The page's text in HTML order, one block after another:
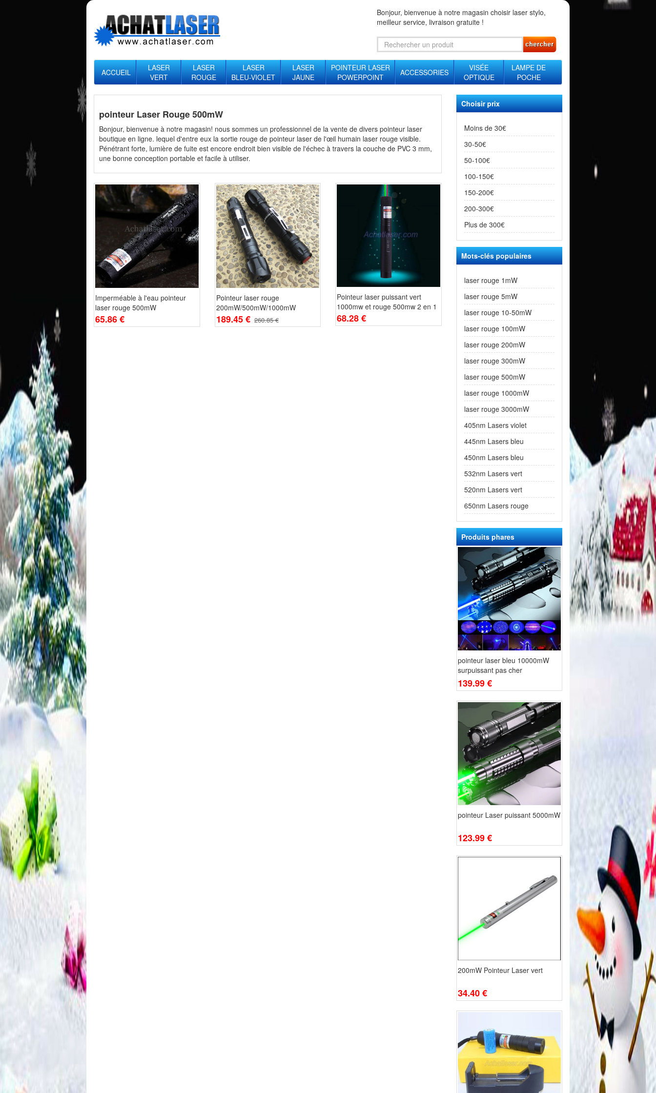
Bonjour, bienvenue à notre magasin choisir laser stylo,
meilleur service, livraison gratuite !
ACCUEIL
LASER
VERT
LASER
ROUGE
LASER
BLEU-VIOLET
LASER
JAUNE
POINTEUR LASER
POWERPOINT
ACCESSORIES
VISÉE
OPTIQUE
LAMPE DE
POCHE
pointeur Laser Rouge 500mW
Bonjour, bienvenue à notre magasin! nous sommes un professionnel de la vente de divers pointeur laser
boutique en ligne. lequel d'entre eux la sortie rouge de pointeur laser de l'œil humain laser rouge visible.
Pénétrant forte, lumière de fuite est encore endroit bien visible de l'échec à travers la couche de PVC 3 mm,
une bonne conception portable et facile à utiliser.
Imperméable à l'eau pointeur
laser rouge 500mW
65.86 €
Pointeur laser rouge
200mW/500mW/1000mW
189.45 € 260.85 €
Pointeur laser puissant vert
1000mw et rouge 500mw 2 en 1
68.28 €
Choisir prix
Moins de 30€
30-50€
50-100€
100-150€
150-200€
200-300€
Plus de 300€
Mots-clés populaires
laser rouge 1mW
laser rouge 5mW
laser rouge 10-50mW
laser rouge 100mW
laser rouge 200mW
laser rouge 300mW
laser rouge 500mW
laser rouge 1000mW
laser rouge 3000mW
405nm Lasers violet
445nm Lasers bleu
450nm Lasers bleu
532nm Lasers vert
520nm Lasers vert
650nm Lasers rouge
Produits phares
pointeur laser bleu 10000mW
surpuissant pas cher
139.99 €
pointeur Laser puissant 5000mW
123.99 €
200mW Pointeur Laser vert
34.40 €